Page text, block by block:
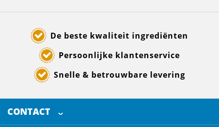
De beste kwaliteit ingrediënten
Persoonlijke klantenservice
Snelle & betrouwbare levering
CONTACT